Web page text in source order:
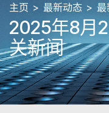
主页 最新动态 最
2025年8月
关新闻